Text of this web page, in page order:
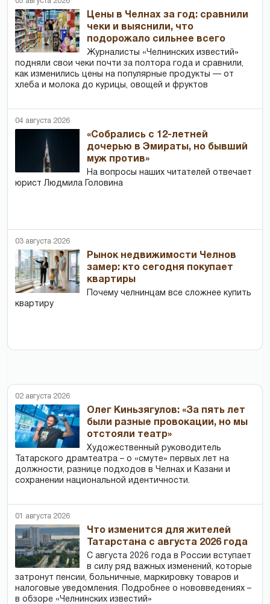
Цены в Челнах за год: сравнили
чеки и выяснили, что
подорожало сильнее всего
Журналисты «Челнинских известий»
подняли свои чеки почти за полтора года и сравнили,
как изменились цены на популярные продукты — от
хлеба и молока до курицы, овощей и фруктов
04 августа 2026
«Собрались с 12-летней
дочерью в Эмираты, но бывший
муж против»
На вопросы наших читателей отвечает
юрист Людмила Головина
03 августа 2026
Рынок недвижимости Челнов
замер: кто сегодня покупает
квартиры
Почему челнинцам все сложнее купить
квартиру
02 августа 2026
Олег Киньзягулов: «За пять лет
были разные провокации, но мы
отстояли театр»
Художественный руководитель
Татарского драмтеатра – о «смуте» первых лет на
должности, разнице подходов в Челнах и Казани и
сохранении национальной идентичности.
01 августа 2026
Что изменится для жителей
Татарстана с августа 2026 года
С августа 2026 года в России вступает
в силу ряд важных изменений, которые
затронут пенсии, больничные, маркировку товаров и
налоговые уведомления. Подробнее о нововведениях –
в обзоре «Челнинских известий»